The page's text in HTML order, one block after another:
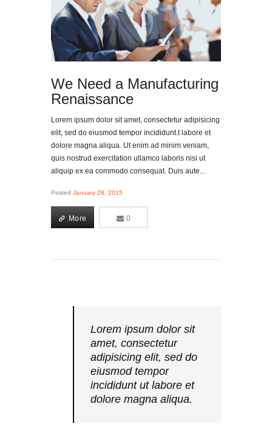
We Need a Manufacturing
Renaissance
Lorem ipsum dolor sit amet, consectetur adipisicing
elit, sed do eiusmod tempor incididunt.t labore et
dolore magna aliqua. Ut enim ad minim veniam,
quis nostrud exercitation ullamco laboris nisi ut
aliquip ex ea commodo consequat. Duis aute...
Posted January 28, 2015
More
More 0
Lorem ipsum dolor sit
amet, consectetur
adipisicing elit, sed do
eiusmod tempor
incididunt ut labore et
dolore magna aliqua.